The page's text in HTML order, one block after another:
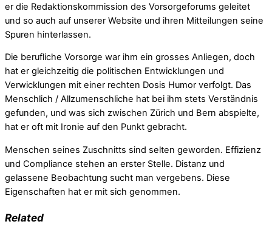
er die Redaktionskommission des Vorsorgeforums geleitet
und so auch auf unserer Website und ihren Mitteilungen seine
Spuren hinterlassen.
Die berufliche Vorsorge war ihm ein grosses Anliegen, doch
hat er gleichzeitig die politischen Entwicklungen und
Verwicklungen mit einer rechten Dosis Humor verfolgt. Das
Menschlich / Allzumenschliche hat bei ihm stets Verständnis
gefunden, und was sich zwischen Zürich und Bern abspielte,
hat er oft mit Ironie auf den Punkt gebracht.
Menschen seines Zuschnitts sind selten geworden. Effizienz
und Compliance stehen an erster Stelle. Distanz und
gelassene Beobachtung sucht man vergebens. Diese
Eigenschaften hat er mit sich genommen.
Related